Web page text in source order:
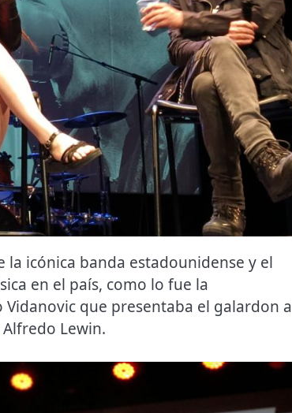
icónica banda estadounidense y el
en el país, como lo fue la
que presentaba el galardon a
Lewin.